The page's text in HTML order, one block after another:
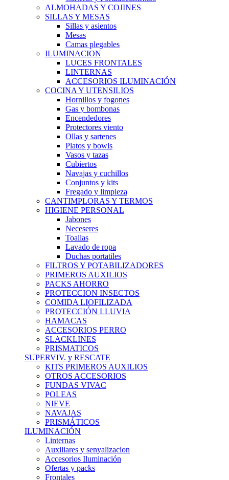
ALMOHADAS Y COJINES
SILLAS Y MESAS
Sillas y asientos
Mesas
Camas plegables
ILUMINACION
LUCES FRONTALES
LINTERNAS
ACCESORIOS ILUMINACIÓN
COCINA Y UTENSILIOS
Hornillos y fogones
Gas y bombonas
Encendedores
Protectores viento
Ollas y sartenes
Platos y bowls
Vasos y tazas
Cubiertos
Navajas y cuchillos
Conjuntos y kits
Fregado y limpieza
CANTIMPLORAS Y TERMOS
HIGIENE PERSONAL
Jabones
Neceseres
Toallas
Lavado de ropa
Duchas portatiles
FILTROS Y POTABILIZADORES
PRIMEROS AUXILIOS
PACKS AHORRO
PROTECCION INSECTOS
COMIDA LIOFILIZADA
PROTECCIÓN LLUVIA
HAMACAS
ACCESORIOS PERRO
SLACKLINES
PRISMATICOS
SUPERVIV. y RESCATE
KITS PRIMEROS AUXILIOS
OTROS ACCESORIOS
FUNDAS VIVAC
POLEAS
NIEVE
NAVAJAS
PRISMÁTICOS
ILUMINACIÓN
Linternas
Auxiliares y senyalizacion
Accesorios Iluminación
Ofertas y packs
Frontales